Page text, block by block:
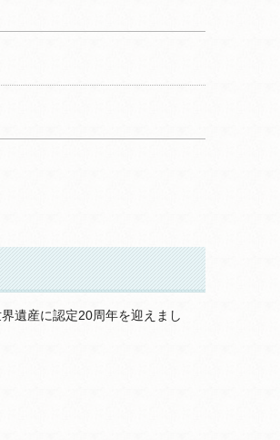
遺産に認定20周年を迎えまし